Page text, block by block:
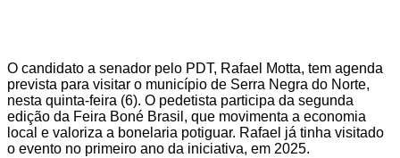
O candidato a senador pelo PDT, Rafael Motta, tem agenda
prevista para visitar o município de Serra Negra do Norte,
nesta quinta-feira (6). O pedetista participa da segunda
edição da Feira Boné Brasil, que movimenta a economia
local e valoriza a bonelaria potiguar. Rafael já tinha visitado
o evento no primeiro ano da iniciativa, em 2025.